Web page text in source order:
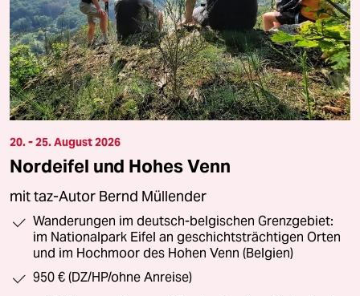
20. - 25. August 2026
Nordeifel und Hohes Venn
mit taz-Autor Bernd Müllender
Wanderungen im deutsch-belgischen Grenzgebiet:
im Nationalpark Eifel an geschichtsträchtigen Orten
und im Hochmoor des Hohen Venn (Belgien)
950 € (DZ/HP/ohne Anreise)